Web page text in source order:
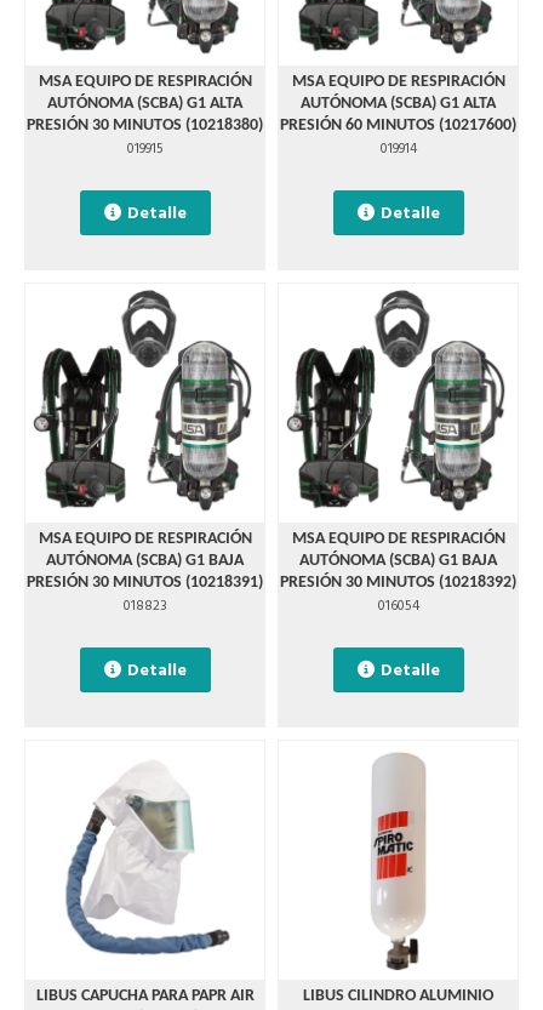
MSA EQUIPO DE RESPIRACIÓN
AUTÓNOMA (SCBA) G1 ALTA
PRESIÓN 30 MINUTOS (10218380)
019915
Detalle
MSA EQUIPO DE RESPIRACIÓN
AUTÓNOMA (SCBA) G1 ALTA
PRESIÓN 60 MINUTOS (10217600)
019914
Detalle
MSA EQUIPO DE RESPIRACIÓN
AUTÓNOMA (SCBA) G1 BAJA
PRESIÓN 30 MINUTOS (10218391)
018823
Detalle
MSA EQUIPO DE RESPIRACIÓN
AUTÓNOMA (SCBA) G1 BAJA
PRESIÓN 30 MINUTOS (10218392)
016054
Detalle
LIBUS CAPUCHA PARA PAPR AIR
LIBUS CILINDRO ALUMINIO